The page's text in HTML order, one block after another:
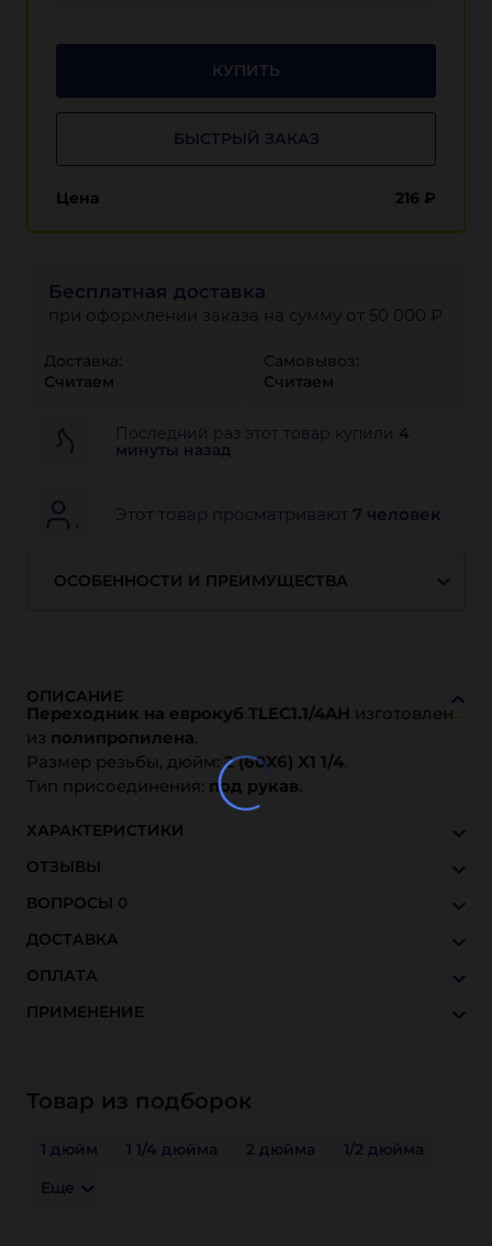
КУПИТЬ
БЫСТРЫЙ ЗАКАЗ
Цена 216 ₽
Бесплатная доставка
при оформлении заказа на сумму от 50 000 ₽
Доставка:
Считаем
Самовывоз:
Считаем
Последний раз этот товар купили 4
минуты назад
Этот товар просматривают 7 человек
ОСОБЕННОСТИ И ПРЕИМУЩЕСТВА
ОПИСАНИЕ
Переходник на еврокуб TLEC1.1/4AHизготовлен
из полипропилена.
Размер резьбы, дюйм:2 (60X6) X1 1/4.
Тип присоединения: под рукав.
ХАРАКТЕРИСТИКИ
ОТЗЫВЫ
ВОПРОСЫ 0
ДОСТАВКА
ОПЛАТА
ПРИМЕНЕНИЕ
Товар из подборок
1 дюйм 1 1/4 дюйма 2 дюйма
1/2 дюйма
Еще